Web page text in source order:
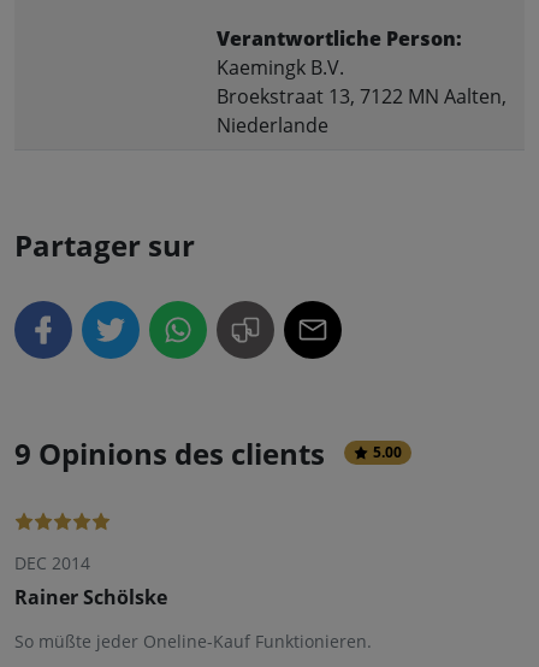
Verantwortliche Person:
Kaemingk B.V.
Broekstraat 13, 7122 MN Aalten,
Niederlande
Partager sur
9 Opinions des clients 5.00
DEC 2014
Rainer Schölske
So müßte jeder Oneline-Kauf Funktionieren.